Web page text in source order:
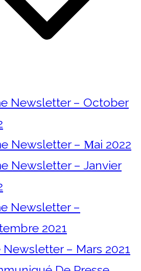
Newsletter – October
Newsletter – Μai 2022
Newsletter – Janvier
Newsletter –
2021
Newsletter – Mars 2021